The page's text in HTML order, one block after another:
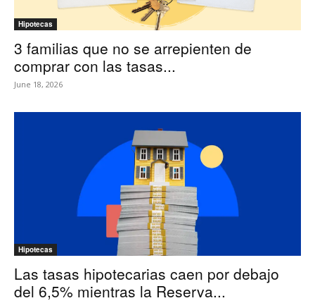
Hipotecas
3 familias que no se arrepienten de
comprar con las tasas...
June 18, 2026
Hipotecas
Las tasas hipotecarias caen por debajo
del 6,5% mientras la Reserva...